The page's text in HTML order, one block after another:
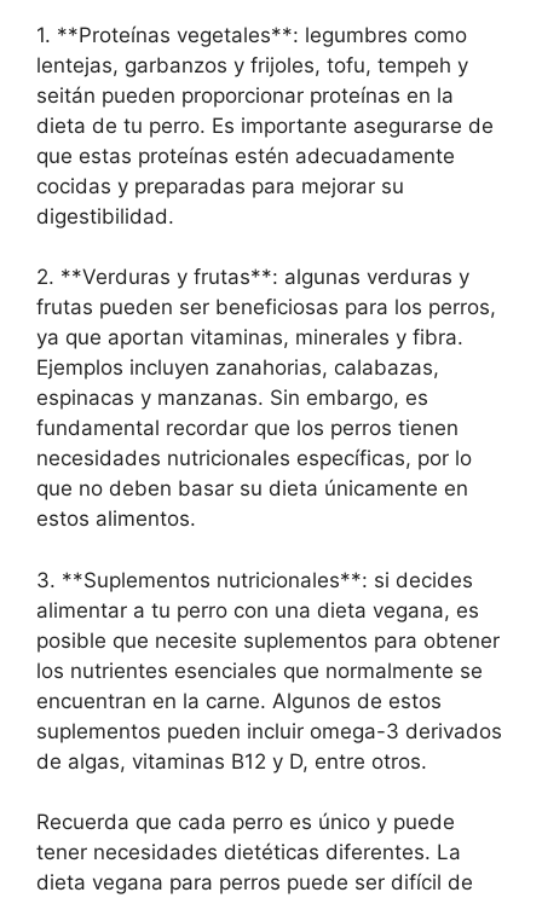
1. **Proteínas vegetales**: legumbres como
lentejas, garbanzos y frijoles, tofu, tempeh y
seitán pueden proporcionar proteínas en la
dieta de tu perro. Es importante asegurarse de
que estas proteínas estén adecuadamente
cocidas y preparadas para mejorar su
digestibilidad.
2. **Verduras y frutas**: algunas verduras y
frutas pueden ser beneficiosas para los perros,
ya que aportan vitaminas, minerales y fibra.
Ejemplos incluyen zanahorias, calabazas,
espinacas y manzanas. Sin embargo, es
fundamental recordar que los perros tienen
necesidades nutricionales específicas, por lo
que no deben basar su dieta únicamente en
estos alimentos.
3. **Suplementos nutricionales**: si decides
alimentar a tu perro con una dieta vegana, es
posible que necesite suplementos para obtener
los nutrientes esenciales que normalmente se
encuentran en la carne. Algunos de estos
suplementos pueden incluir omega-3 derivados
de algas, vitaminas B12 y D, entre otros.
Recuerda que cada perro es único y puede
tener necesidades dietéticas diferentes. La
dieta vegana para perros puede ser difícil de